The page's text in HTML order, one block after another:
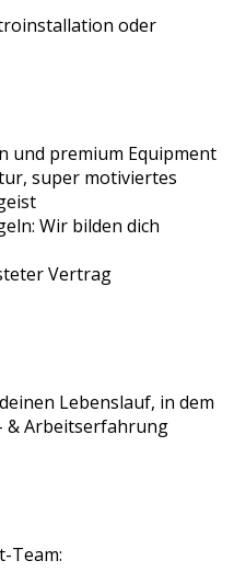
oder
und premium Equipment
super motiviertes
Wir bilden dich
Vertrag
Lebenslauf, in dem
& Arbeitserfahrung
Team: